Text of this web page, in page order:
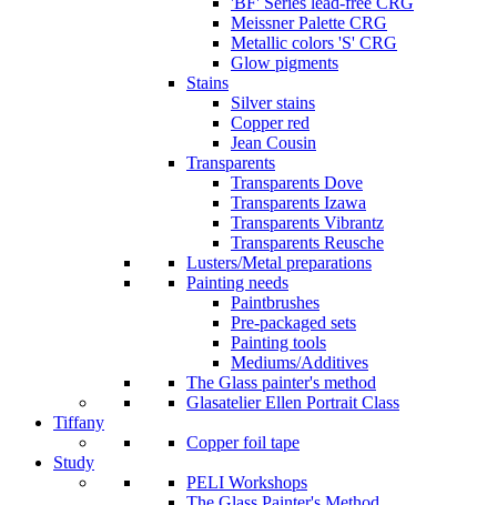
Meissner Palette CRG
Metallic colors 'S' CRG
Glow pigments
Stains
Silver stains
Copper red
Jean Cousin
Transparents
Transparents Dove
Transparents Izawa
Transparents Vibrantz
Transparents Reusche
Lusters/Metal preparations
Painting needs
Paintbrushes
Pre-packaged sets
Painting tools
Mediums/Additives
The Glass painter's method
Glasatelier Ellen Portrait Class
Tiffany
Copper foil tape
Study
PELI Workshops